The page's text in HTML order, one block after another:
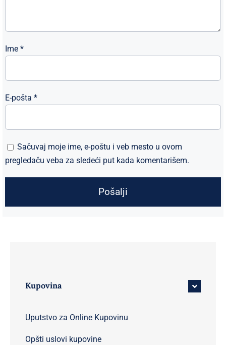
Ime *
E-pošta *
Sačuvaj moje ime, e-poštu i veb mesto u ovom
pregledaču veba za sledeći put kada komentarišem.
Kupovina
Uputstvo za Online Kupovinu
Opšti uslovi kupovine